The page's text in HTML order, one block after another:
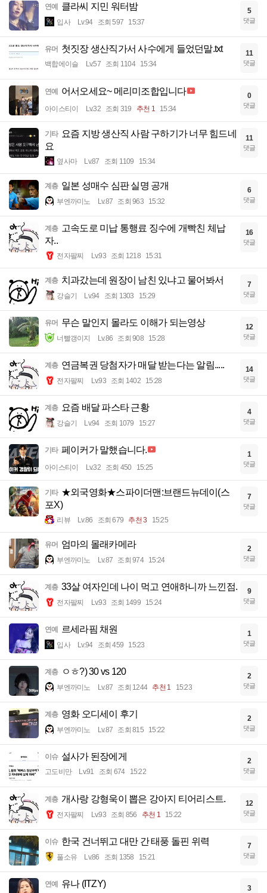
연예 클라씨 지민 워터밤
입사 Lv.94 조회 597 15:37
5
댓글
유머 첫짓장 생산직가서 사수에게 들었던말.txt
백합에이슬 Lv.57 조회 1104 15:34
11
댓글
연예 어서오세요~ 메리미조합입니다
아이스티이 Lv.32 조회 319 추천 1 15:34
0
댓글
기타 요즘 지방 생산직 사람 구하기가 너무 힘드네
요
옆사마 Lv.87 조회 1109 15:34
11
댓글
계층 일본 성매수 심판 실명 공개
부엔까미노 Lv.87 조회 963 15:32
6
댓글
계층 고속도로 미납 통행료 징수에 개빡친 체납
자..
전자팔찌 Lv.93 조회 1218 15:31
16
댓글
계층 치과갔는데 원장이 남친 있냐고 물어봐서
강슬기 Lv.94 조회 1303 15:29
7
댓글
유머 무슨 말인지 몰라도 이해가 되는영상
너빨갱이지 Lv.86 조회 908 15:28
12
댓글
계층 연금복권 당첨자가 매달 받는다는 알림.....
전자팔찌 Lv.93 조회 1402 15:28
14
댓글
계층 요즘 배달 파스타 근황
강슬기 Lv.94 조회 1079 15:27
4
댓글
기타 페이커가 말했습니다.
아이스티이 Lv.32 조회 450 15:25
1
댓글
기타 ★외국영화★스파이더맨:브랜드뉴데이(스
포X)
리뷰 Lv.86 조회 679 추천 3 15:25
7
댓글
유머 엄마의 몰래카메라
부엔까미노 Lv.87 조회 974 15:24
2
댓글
계층 33살 여자인데 나이 먹고 연애하니까 느낀점.
전자팔찌 Lv.93 조회 1499 15:24
9
댓글
연예 르세라핌 채원
입사 Lv.94 조회 459 15:23
1
댓글
계층 ㅇㅎ?) 30 vs 120
부엔까미노 Lv.87 조회 1244 추천 1 15:23
2
댓글
계층 영화 오디세이 후기
부엔까미노 Lv.87 조회 815 15:22
2
댓글
이슈 설사가 된장에게
고도비만 Lv.91 조회 674 15:22
2
댓글
계층 개사랑 강형욱이 뽑은 강아지 티어리스트.
전자팔찌 Lv.93 조회 856 추천 1 15:22
12
댓글
이슈 한국 건너뛰고 대만 간 태풍 돌핀 위력
풀소유 Lv.86 조회 1358 15:21
7
댓글
연예 유나 (ITZY) 3